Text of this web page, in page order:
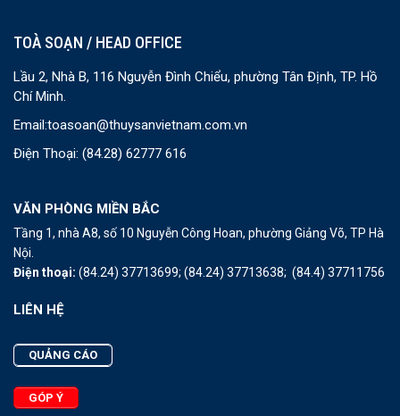
TOÀ SOẠN / HEAD OFFICE
Lầu 2, Nhà B, 116 Nguyễn Đình Chiểu, phường Tân Định, TP. Hồ
Chí Minh.
Email:toasoan@thuysanvietnam.com.vn
Điện Thoại: (84.28) 62777 616
VĂN PHÒNG MIỀN BẮC
Tầng 1, nhà A8, số 10 Nguyễn Công Hoan, phường Giảng Võ, TP Hà
Nội.
Điện thoại: (84.24) 37713699; (84.24) 37713638; (84.4) 37711756
LIÊN HỆ
QUẢNG CÁO
GÓP Ý